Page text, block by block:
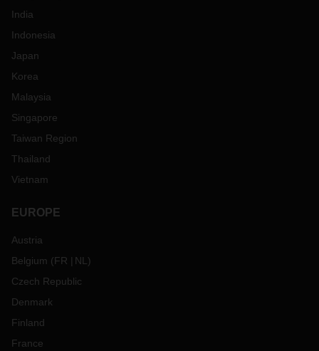
India
Indonesia
Japan
Korea
Malaysia
Singapore
Taiwan Region
Thailand
Vietnam
EUROPE
Austria
Belgium (FR NL )
Czech Republic
Denmark
Finland
France